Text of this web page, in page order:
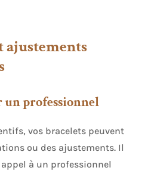
ajustements
un professionnel
vos bracelets peuvent
ou des ajustements. Il
à un professionnel